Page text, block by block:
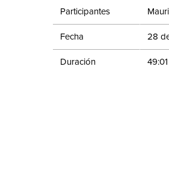
Participantes
Fecha 28
Duración 49:01